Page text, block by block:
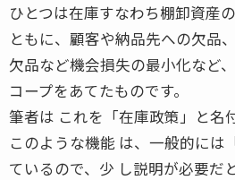
ひとつは在庫すなわち棚卸資産
ともに、顧客や納品先への欠品
欠品など機会損失の最小化など
コープをあてたものです。
筆者は これを「在庫政策」と名
このような機能 は、一般的には
ているので、少 し説明が必要だ